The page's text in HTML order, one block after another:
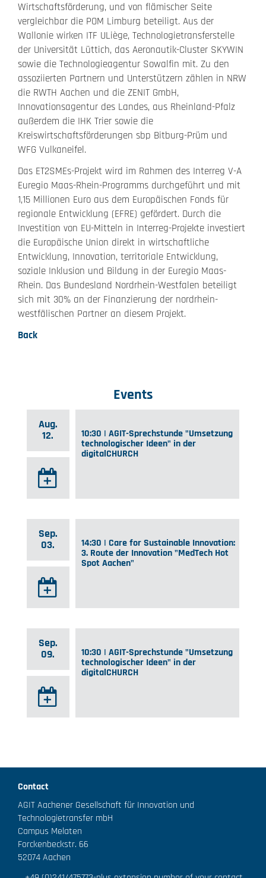
Wirtschaftsförderung, und von flämischer Seite
vergleichbar die POM Limburg beteiligt. Aus der
Wallonie wirken ITF ULiège, Technologietransferstelle
der Universität Lüttich, das Aeronautik-Cluster SKYWIN
sowie die Technologieagentur Sowalfin mit. Zu den
assoziierten Partnern und Unterstützern zählen in NRW
die RWTH Aachen und die ZENIT GmbH,
Innovationsagentur des Landes, aus Rheinland-Pfalz
außerdem die IHK Trier sowie die
Kreiswirtschaftsförderungen sbp Bitburg-Prüm und
WFG Vulkaneifel.
Das ET2SMEs-Projekt wird im Rahmen des Interreg V-A
Euregio Maas-Rhein-Programms durchgeführt und mit
1,15 Millionen Euro aus dem Europäischen Fonds für
regionale Entwicklung (EFRE) gefördert. Durch die
Investition von EU-Mitteln in Interreg-Projekte investiert
die Europäische Union direkt in wirtschaftliche
Entwicklung, Innovation, territoriale Entwicklung,
soziale Inklusion und Bildung in der Euregio Maas-
Rhein. Das Bundesland Nordrhein-Westfalen beteiligt
sich mit 30% an der Finanzierung der nordrhein-
westfälischen Partner an diesem Projekt.
Back
Events
Aug.
12.
10:30 | AGIT-Sprechstunde "Umsetzung
technologischer Ideen" in der
digitalCHURCH
Sep.
03.
14:30 | Care for Sustainable Innovation:
3. Route der Innovation "MedTech Hot
Spot Aachen"
Sep.
09.
10:30 | AGIT-Sprechstunde "Umsetzung
technologischer Ideen" in der
digitalCHURCH
Contact
AGIT Aachener Gesellschaft für Innovation und
Technologietransfer mbH
Campus Melaten
Forckenbeckstr. 66
52074 Aachen